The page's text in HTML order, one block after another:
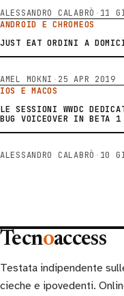
ALESSANDRO CALABRÒ · 11
ANDROID E CHROMEOS
JUST EAT ORDINI A
AMEL MOKNI · 25 APR 2019
IOS E MACOS
LE SESSIONI WWDC
BUG VOICEOVER IN BETA 1
ALESSANDRO CALABRÒ · 10
Tecnoaccess
Testata indipendente
cieche e ipovedenti.